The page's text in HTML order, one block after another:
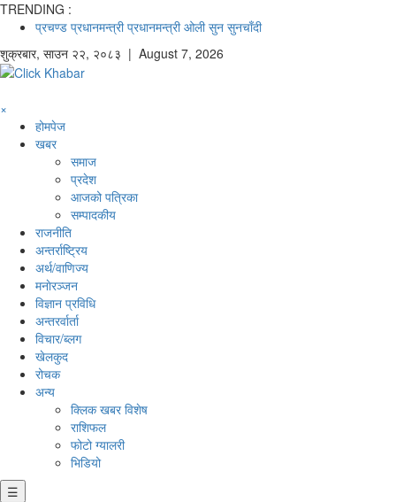
TRENDING :
प्रचण्ड प्रधानमन्त्री प्रधानमन्त्री ओली सुन सुनचाँदी
शुक्रबार, साउन २२, २०८३ | August 7, 2026
×
होमपेज
खबर
समाज
प्रदेश
आजको पत्रिका
सम्पादकीय
राजनीति
अन्तर्राष्ट्रिय
अर्थ/वाणिज्य
मनाेरञ्जन
विज्ञान प्रविधि
अन्तरर्वार्ता
विचार/ब्लग
खेलकुद
रोचक
अन्य
क्लिक खबर विशेष
राशिफल
फोटो ग्यालरी
भिडियो
☰